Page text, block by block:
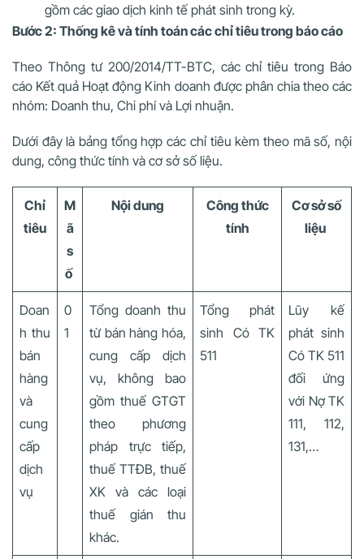
gồm các giao dịch kinh tế phát sinh trong kỳ.
Bước 2: Thống kê và tính toán các chỉ tiêu trong báo cáo
Theo Thông tư 200/2014/TT-BTC, các chỉ tiêu trong Báo
cáo Kết quả Hoạt động Kinh doanh được phân chia theo các
nhóm: Doanh thu, Chi phí và Lợi nhuận.
Dưới đây là bảng tổng hợp các chỉ tiêu kèm theo mã số, nội
dung, công thức tính và cơ sở số liệu.
Chỉ
tiêu
M
ã
s
ố
Nội dung
Công thức
tính
Cơ sở số
liệu
Doan
h thu
bán
hàng
và
cung
cấp
dịch
vụ
0
1
Tổng doanh thu
từ bán hàng hóa,
cung cấp dịch
vụ, không bao
gồm thuế GTGT
theo phương
pháp trực tiếp,
thuế TTĐB, thuế
XK và các loại
thuế gián thu
khác.
Tổng phát
sinh Có TK
511
Lũy kế
phát sinh
Có TK 511
đối ứng
với Nợ TK
111, 112,
131,…